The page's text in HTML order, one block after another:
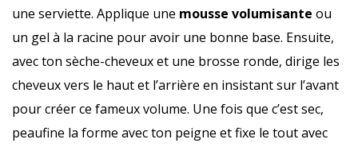
une serviette. Applique une mousse volumisante ou
un gel à la racine pour avoir une bonne base. Ensuite,
avec ton sèche-cheveux et une brosse ronde, dirige les
cheveux vers le haut et l’arrière en insistant sur l’avant
pour créer ce fameux volume. Une fois que c’est sec,
peaufine la forme avec ton peigne et fixe le tout avec